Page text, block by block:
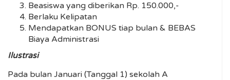
Beasiswa yang diberikan Rp. 150.000,-
Berlaku Kelipatan
Mendapatkan BONUS tiap bulan & BEBAS
Biaya Administrasi
Ilustrasi
Pada bulan Januari (Tanggal 1) sekolah A